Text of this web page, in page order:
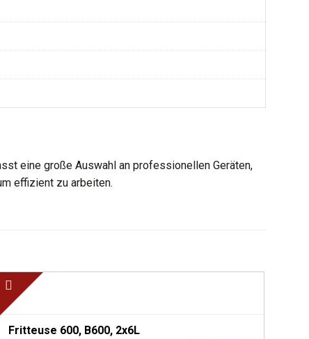
eine große Auswahl an professionellen Geräten,
effizient zu arbeiten.
Fritteuse 600, B600, 2x6L